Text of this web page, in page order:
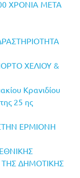
ΧΡΟΝΙΑ ΜΕΤΑ
ΧΕΛΙΟΥ &
Κρανιδίου
25 ης
ΕΡΜΙΟΝΗ
ΤΗΣ ΔΗΜΟΤΙΚΗΣ